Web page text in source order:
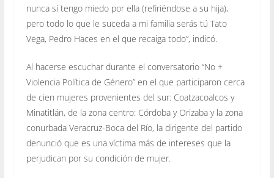
nunca sí tengo miedo por ella (refiriéndose a su hija),
pero todo lo que le suceda a mi familia serás tú Tato
Vega, Pedro Haces en el que recaiga todo”, indicó.
Al hacerse escuchar durante el conversatorio “No +
Violencia Política de Género” en el que participaron cerca
de cien mujeres provenientes del sur: Coatzacoalcos y
Minatitlán, de la zona centro: Córdoba y Orizaba y la zona
conurbada Veracruz-Boca del Río, la dirigente del partido
denunció que es una víctima más de intereses que la
perjudican por su condición de mujer.